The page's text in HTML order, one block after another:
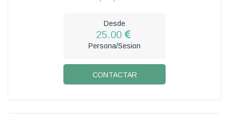
Desde
25.00
Persona/Sesion
CONTACTAR